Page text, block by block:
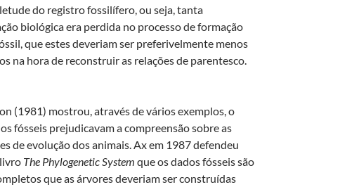
do registro fossilífero, ou seja, tanta
biológica era perdida no processo de formação
que estes deveriam ser preferivelmente menos
na hora de reconstruir as relações de parentesco.
(1981) mostrou, através de vários exemplos, o
fósseis prejudicavam a compreensão sobre as
de evolução dos animais. Ax em 1987 defendeu
The Phylogenetic System que os dados fósseis são
que as árvores deveriam ser construídas